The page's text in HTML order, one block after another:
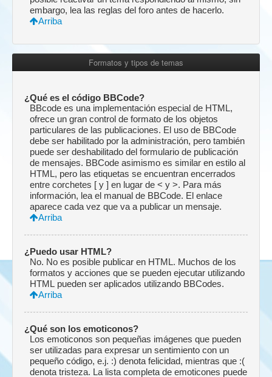
embargo, lea las reglas del foro antes de hacerlo.
Arriba
Formatos y tipos de temas
¿Qué es el código BBCode?
BBcode es una implementación especial de HTML,
ofrece un gran control de formato de los objetos
particulares de las publicaciones. El uso de BBCode
debe ser habilitado por la administración, pero también
puede ser deshabilitado del formulario de publicación
de mensajes. BBCode asimismo es similar en estilo al
HTML, pero las etiquetas se encuentran encerrados
entre corchetes [ y ] en lugar de < y >. Para más
información, lea el manual de BBCode. El enlace
aparece cada vez que va a publicar un mensaje.
Arriba
¿Puedo usar HTML?
No. No es posible publicar en HTML. Muchos de los
formatos y acciones que se pueden ejecutar utilizando
HTML pueden ser aplicados utilizando BBCodes.
Arriba
¿Qué son los emoticonos?
Los emoticonos son pequeñas imágenes que pueden
ser utilizadas para expresar un sentimiento con un
pequeño código, e.j. :) denota felicidad, mientras que :(
denota tristeza. La lista completa de emoticones puede